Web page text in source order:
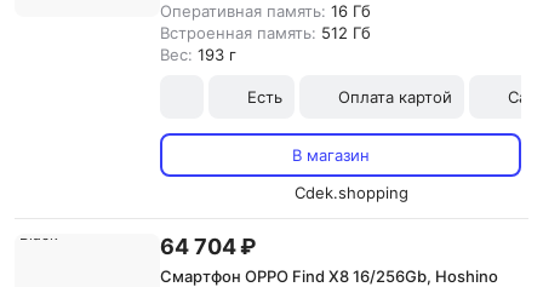
Оперативная память: 16 Гб
Встроенная память: 512 Гб
Вес: 193 г
Есть Оплата картой
В магазин
Cdek.shopping
64 704 ₽
Смартфон OPPO Find X8 16/256Gb, Hoshino